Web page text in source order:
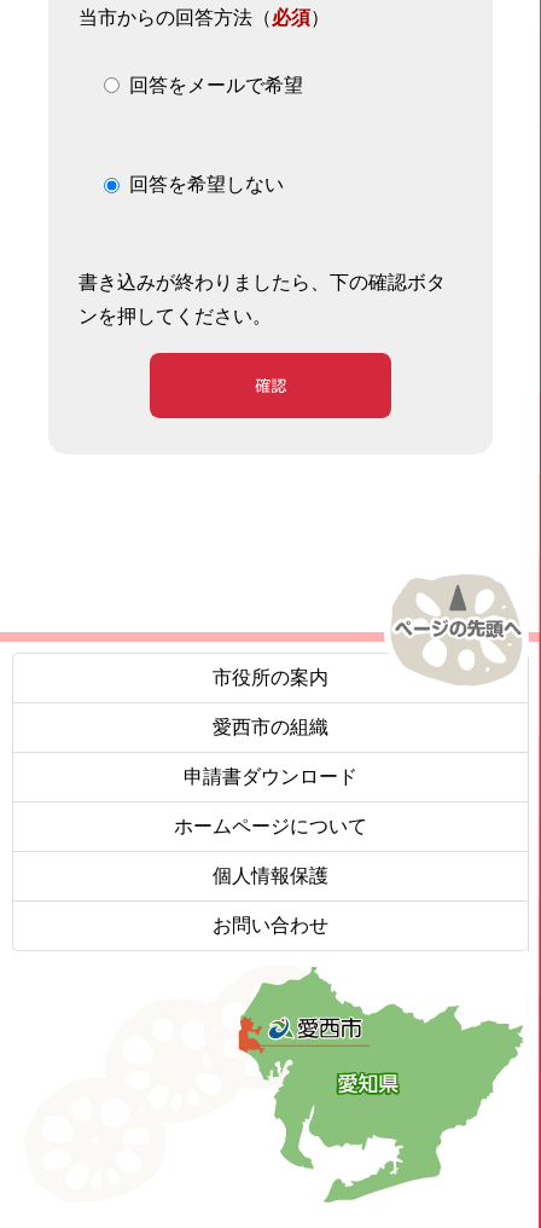
当市からの回答方法 （必須）
回答をメールで希望
回答を希望しない
書き込みが終わりましたら、下の確認ボタ
ンを押してください。
確認
市役所の案内
愛西市の組織
申請書ダウンロード
ホームページについて
個人情報保護
お問い合わせ